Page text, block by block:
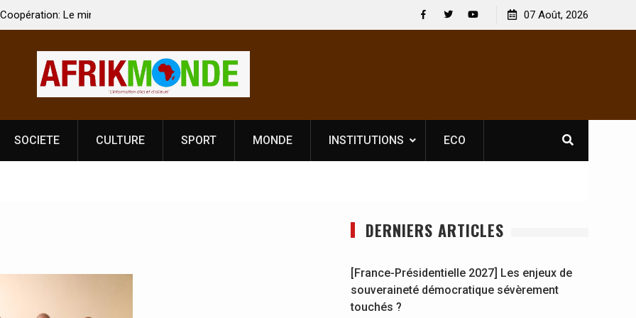
Singh à
de
Côte d’Ivoire, l’opérateur culturel Soldat Jahboy se
prononce
[France-Présidentielle 2027] Les enjeux de
souveraineté démocratique sévèrement touchés ?
07 Août, 2026
SOCIETE CULTURE SPORT MONDE INSTITUTIONS ECO
DERNIERS ARTICLES
[France-Présidentielle 2027] Les enjeux de
souveraineté démocratique sévèrement
touchés ?